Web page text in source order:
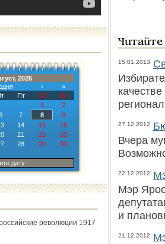
2026
›
»
Пт Сб
Вс
1
2
7 8
9
14 15
16
21 22
23
28 29
30
дату
революции 1917
15.01.2013
27.12.2012
Вчера
22.12.2012
Мэр
и
21.12.2012